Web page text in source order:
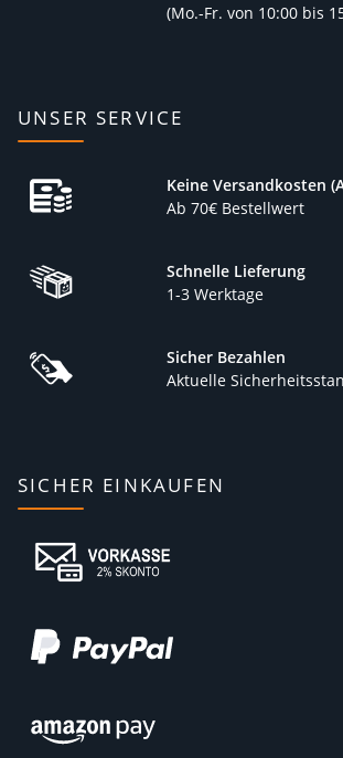
(Mo.-Fr. von 10:00 bis
UNSER SERVICE
Keine Versandkosten
Ab 70€ Bestellwert
Schnelle Lieferung
1-3 Werktage
Sicher Bezahlen
Aktuelle
SICHER EINKAUFEN